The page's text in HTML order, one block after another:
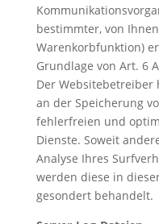
bestimmter, von
Warenkorbfunktion)
Grundlage von Art. 6
Der Websitebetreiber
an der Speicherung
fehlerfreien und
Dienste. Soweit
Analyse Ihres
werden diese in
gesondert behandelt.